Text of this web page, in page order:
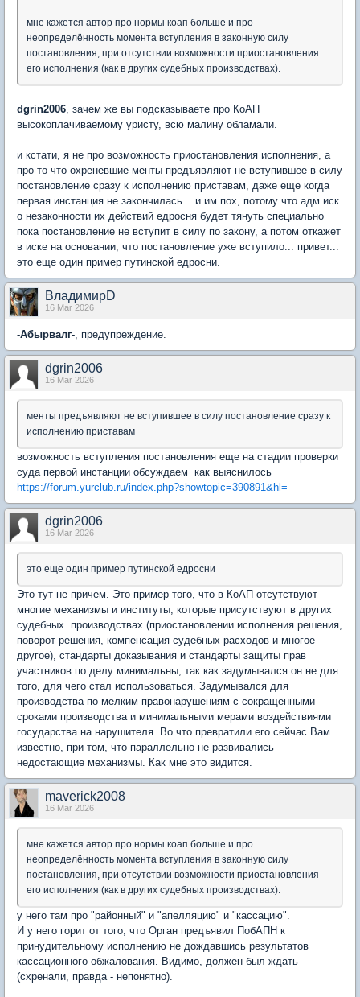
мне кажется автор про нормы коап больше и про
неопределённость момента вступления в законную силу
постановления, при отсутствии возможности приостановления
его исполнения (как в других судебных производствах).
dgrin2006, зачем же вы подсказываете про КоАП
высокоплачиваемому уристу, всю малину обламали.
и кстати, я не про возможность приостановления исполнения, а
про то что охреневшие менты предъявляют не вступившее в силу
постановление сразу к исполнению приставам, даже еще когда
первая инстанция не закончилась... и им пох, потому что адм иск
о незаконности их действий едросня будет тянуть специально
пока постановление не вступит в силу по закону, а потом откажет
в иске на основании, что постановление уже вступило... привет...
это еще один пример путинской едросни.
ВладимирD
16 Mar 2026
-Абырвалг-, предупреждение.
dgrin2006
16 Mar 2026
менты предъявляют не вступившее в силу постановление сразу к
исполнению приставам
возможность вступления постановления еще на стадии проверки
суда первой инстанции обсуждаем как выяснилось
https://forum.yurclub.ru/index.php?showtopic=390891&hl=
dgrin2006
16 Mar 2026
это еще один пример путинской едросни
Это тут не причем. Это пример того, что в КоАП отсутствуют
многие механизмы и институты, которые присутствуют в других
судебных производствах (приостановлении исполнения решения,
поворот решения, компенсация судебных расходов и многое
другое), стандарты доказывания и стандарты защиты прав
участников по делу минимальны, так как задумывался он не для
того, для чего стал использоваться. Задумывался для
производства по мелким правонарушениям с сокращенными
сроками производства и минимальными мерами воздействиями
государства на нарушителя. Во что превратили его сейчас Вам
известно, при том, что параллельно не развивались
недостающие механизмы. Как мне это видится.
maverick2008
16 Mar 2026
мне кажется автор про нормы коап больше и про
неопределённость момента вступления в законную силу
постановления, при отсутствии возможности приостановления
его исполнения (как в других судебных производствах).
у него там про "районный" и "апелляцию" и "кассацию".
И у него горит от того, что Орган предъявил ПобАПН к
принудительному исполнению не дождавшись результатов
кассационного обжалования. Видимо, должен был ждать
(схренали, правда - непонятно).